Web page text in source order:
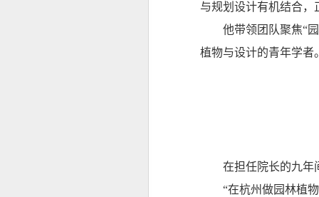
与规划设计有机结合
他带领团队聚焦“
植物与设计的青年学者
在担任院长的九年
“在杭州做园林植